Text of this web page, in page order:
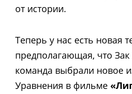
от истории.
Теперь у нас есть новая
предполагающая, что
команда выбрали новое
Уравнения в фильме